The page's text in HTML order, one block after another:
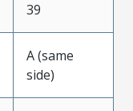
39
A (same
side)